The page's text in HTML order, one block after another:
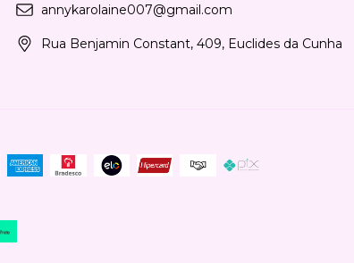
annykarolaine007@gmail.com
Rua Benjamin Constant, 409, Euclides da Cunha